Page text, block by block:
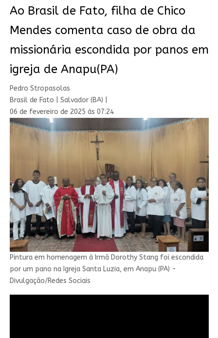
Ao Brasil de Fato, filha de Chico
Mendes comenta caso de obra da
missionária escondida por panos em
igreja de Anapu(PA)
Pedro Stropasolas
Brasil de Fato | Salvador (BA) |
06 de fevereiro de 2025 às 07:24
Pintura em homenagem à Irmã Dorothy Stang foi escondida
por um pano na Igreja Santa Luzia, em Anapu (PA) -
Divulgação/Redes Sociais